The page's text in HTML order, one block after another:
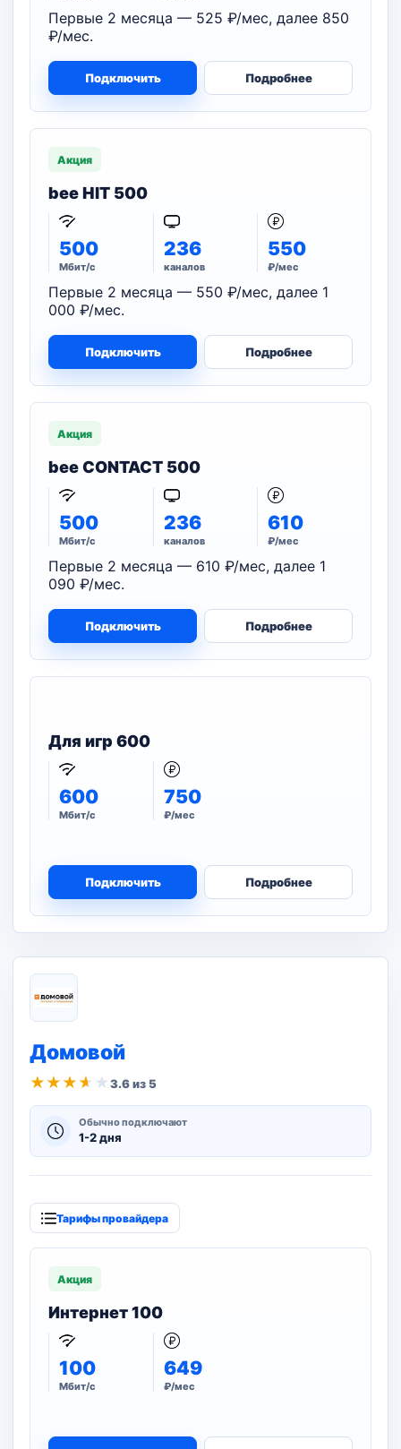
Первые 2 месяца — 525 ₽/мес, далее 850
₽/мес.
Подключить Подробнее
Акция
bee HIT 500
500
Мбит/с
236
каналов
550
₽/мес
Первые 2 месяца — 550 ₽/мес, далее 1
000 ₽/мес.
Подключить Подробнее
Акция
bee CONTACT 500
500
Мбит/с
236
каналов
610
₽/мес
Первые 2 месяца — 610 ₽/мес, далее 1
090 ₽/мес.
Подключить Подробнее
Для игр 600
600
Мбит/с
750
₽/мес
Подключить Подробнее
Домовой
★ ★ ★ ★ ★3.6 из 5
Обычно подключают
1-2 дня
Тарифы провайдера
Акция
Интернет 100
100
Мбит/с
649
₽/мес